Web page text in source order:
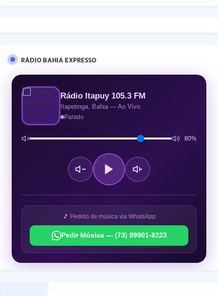
RÁDIO BAHIA EXPRESSO
Rádio Itapuy 105.3 FM
Itapetinga, Bahia — Ao Vivo
Parado
80%
🎵 Pedido de música via WhatsApp
Pedir Música — (73) 99901-8223